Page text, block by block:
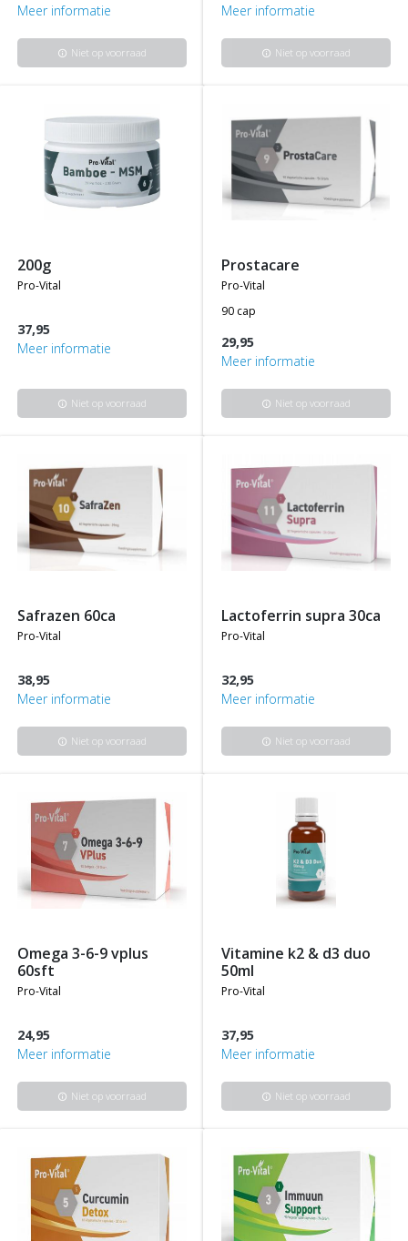
Meer informatie
info Niet op voorraad
Meer informatie
info Niet op voorraad
200g
pro-vital
37,95
Meer informatie
info Niet op voorraad
prostacare
pro-vital
90 cap
29,95
Meer informatie
info Niet op voorraad
safrazen 60ca
pro-vital
38,95
Meer informatie
info Niet op voorraad
lactoferrin supra 30ca
pro-vital
32,95
Meer informatie
info Niet op voorraad
omega 3-6-9 vplus
60sft
pro-vital
24,95
Meer informatie
info Niet op voorraad
vitamine k2 & d3 duo
50ml
pro-vital
37,95
Meer informatie
info Niet op voorraad